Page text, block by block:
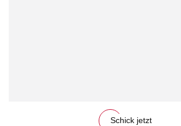
Schick jetzt